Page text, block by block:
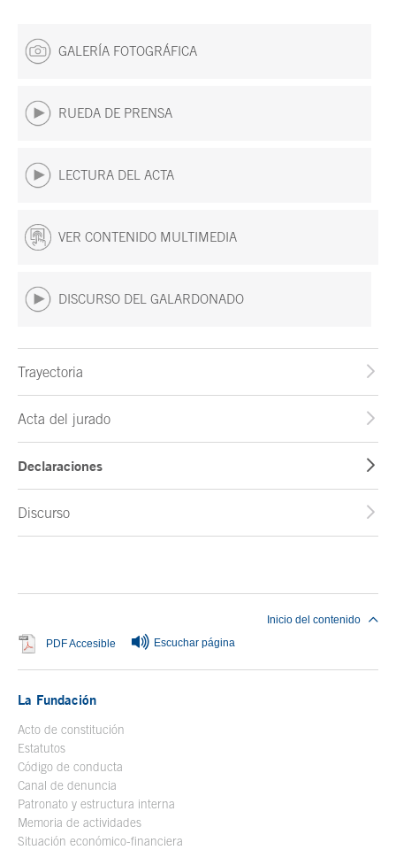
GALERÍA FOTOGRÁFICA
RUEDA DE PRENSA
LECTURA DEL ACTA
VER CONTENIDO MULTIMEDIA
DISCURSO DEL GALARDONADO
Trayectoria
Acta del jurado
Declaraciones
Discurso
PDF Accesible Se abre en ventana nueva
Escuchar página
Inicio del contenido
La Fundación
Acto de constitución
Estatutos
Código de conducta
Canal de denuncia
Patronato y estructura interna
Memoria de actividades
Situación económico-financiera